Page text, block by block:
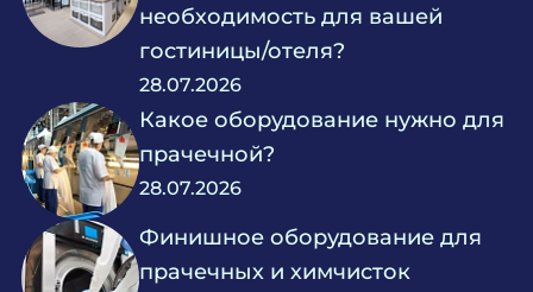
необходимость для вашей
гостиницы/отеля?
28.07.2026
Какое оборудование нужно для
прачечной?
28.07.2026
Финишное оборудование для
прачечных и химчисток